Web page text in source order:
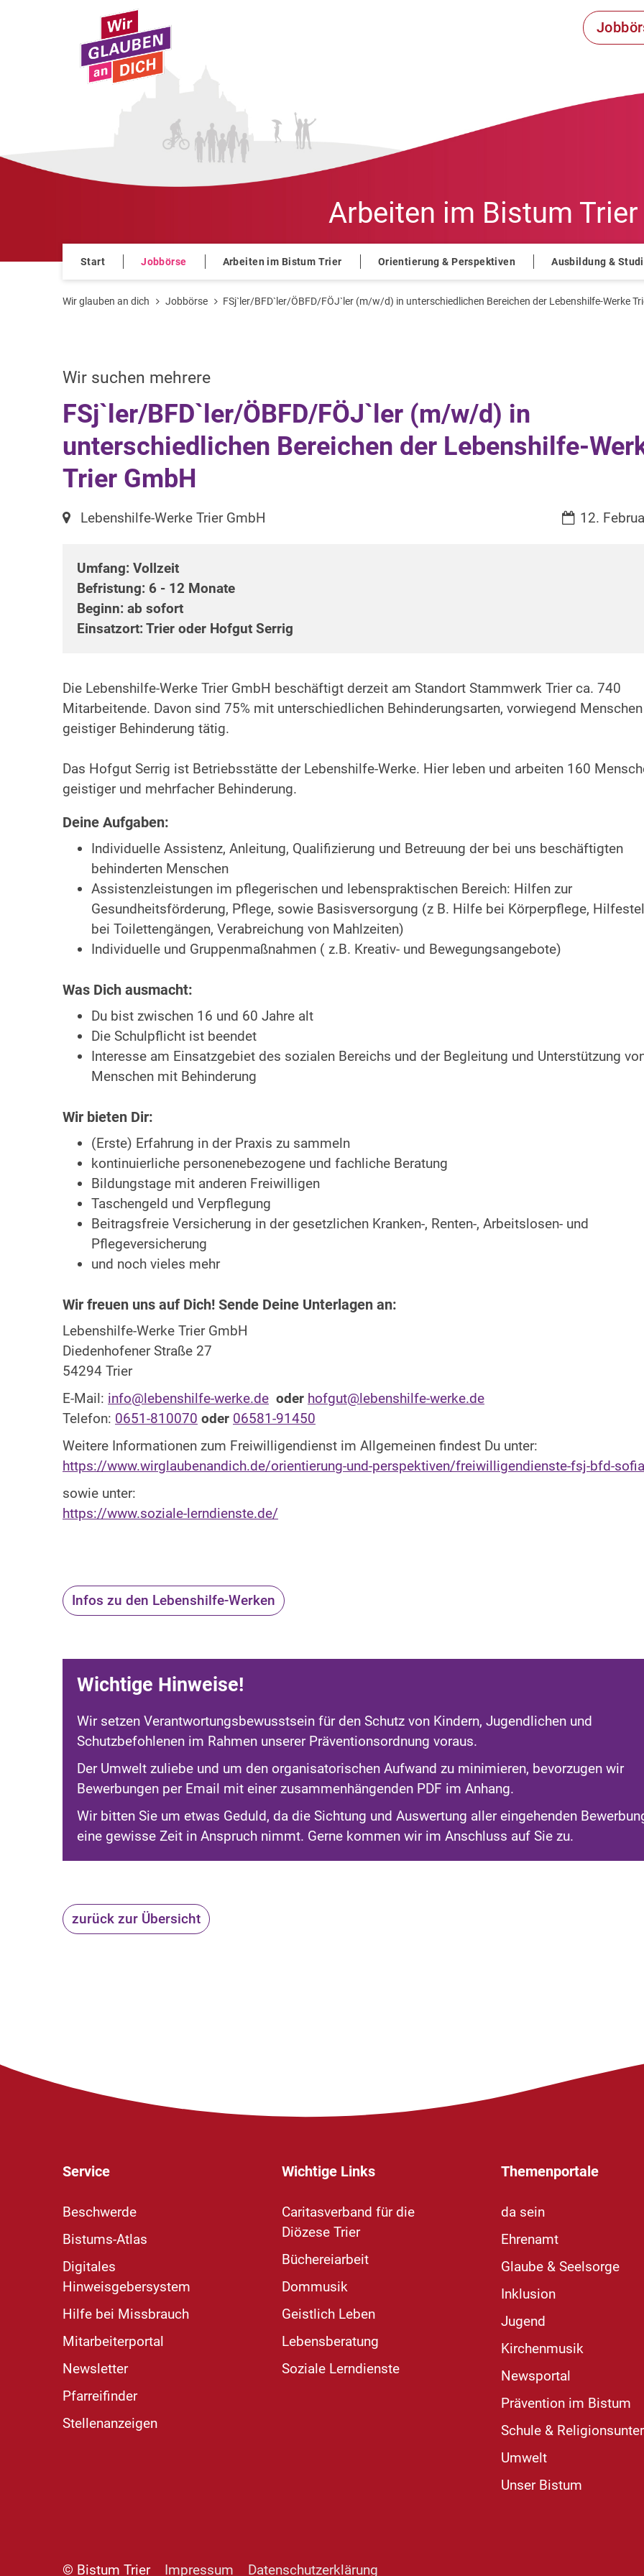
Zum Inhalt springen
Arbeiten im Bistum Trier
Start Jobbörse Arbeiten im Bistum Trier Orientierung & Perspektiven Ausbildung &
Wir glauben an dich Jobbörse FSj`ler/BFD`ler/ÖBFD/FÖJ`ler (m/w/d) in unterschiedlichen Bereichen der Lebenshilfe-Werke
Wir suchen mehrere:
FSj`ler/BFD`ler/ÖBFD/FÖJ`ler (m/w/d) in
unterschiedlichen Bereichen der Lebenshilfe-
Trier GmbH
Datum:
12.
Ort:Lebenshilfe-Werke Trier GmbH
Umfang: Vollzeit
Befristung: 6 - 12 Monate
Beginn: ab sofort
Einsatzort: Trier oder Hofgut Serrig
Die Lebenshilfe-Werke Trier GmbH beschäftigt derzeit am Standort Stammwerk Trier ca. 740
Mitarbeitende. Davon sind 75% mit unterschiedlichen Behinderungsarten, vorwiegend
geistiger Behinderung tätig.
Das Hofgut Serrig ist Betriebsstätte der Lebenshilfe-Werke. Hier leben und arbeiten 160
geistiger und mehrfacher Behinderung.
Deine Aufgaben:
Individuelle Assistenz, Anleitung, Qualifizierung und Betreuung der bei uns beschäftigten
behinderten Menschen
Assistenzleistungen im pflegerischen und lebenspraktischen Bereich: Hilfen zur
Gesundheitsförderung, Pflege, sowie Basisversorgung (z B. Hilfe bei Körperpflege,
bei Toilettengängen, Verabreichung von Mahlzeiten)
Individuelle und Gruppenmaßnahmen ( z.B. Kreativ- und Bewegungsangebote)
Was Dich ausmacht:
Du bist zwischen 16 und 60 Jahre alt
Die Schulpflicht ist beendet
Interesse am Einsatzgebiet des sozialen Bereichs und der Begleitung und Unterstützung
Menschen mit Behinderung
Wir bieten Dir:
(Erste) Erfahrung in der Praxis zu sammeln
kontinuierliche personenebezogene und fachliche Beratung
Bildungstage mit anderen Freiwilligen
Taschengeld und Verpflegung
Beitragsfreie Versicherung in der gesetzlichen Kranken-, Renten-, Arbeitslosen- und
Pflegeversicherung
und noch vieles mehr
Wir freuen uns auf Dich! Sende Deine Unterlagen an:
Lebenshilfe-Werke Trier GmbH
Diedenhofener Straße 27
54294 Trier
E-Mail: info@lebenshilfe-werke.de oder hofgut@lebenshilfe-werke.de
Telefon: 0651-810070 oder 06581-91450
Weitere Informationen zum Freiwilligendienst im Allgemeinen findest Du unter:
https://www.wirglaubenandich.de/orientierung-und-perspektiven/freiwilligendienste-fsj-bfd-
sowie unter:
https://www.soziale-lerndienste.de/
Infos zu den Lebenshilfe-Werken
Wichtige Hinweise!
Wir setzen Verantwortungsbewusstsein für den Schutz von Kindern, Jugendlichen und
Schutzbefohlenen im Rahmen unserer Präventionsordnung voraus.
Der Umwelt zuliebe und um den organisatorischen Aufwand zu minimieren, bevorzugen wir
Bewerbungen per Email mit einer zusammenhängenden PDF im Anhang.
Wir bitten Sie um etwas Geduld, da die Sichtung und Auswertung aller eingehenden
eine gewisse Zeit in Anspruch nimmt. Gerne kommen wir im Anschluss auf Sie zu.
zurück zur Übersicht
Service
Beschwerde
Bistums-Atlas
Digitales
Hinweisgebersystem
Hilfe bei Missbrauch
Mitarbeiterportal
Newsletter
Pfarreifinder
Stellenanzeigen
Wichtige Links
Caritasverband für die
Diözese Trier
Büchereiarbeit
Dommusik
Geistlich Leben
Lebensberatung
Soziale Lerndienste
Themenportale
da sein
Ehrenamt
Glaube & Seelsorge
Inklusion
Jugend
Kirchenmusik
Newsportal
Prävention im Bistum
Schule &
Umwelt
Unser Bistum
© Bistum Trier Impressum Datenschutzerklärung